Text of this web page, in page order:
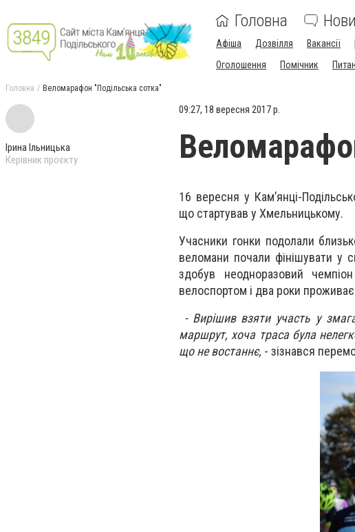
Головна
Афіша Дозвілля Вакансії
Оголошення
Помічник
Головна Веломарафон "Подільська сотка"
Ірина Ільницька
Керівник проєкту
09:27, 18 вересня 2017 р.
16 вересня у Кам’янці-
що стартував у Хмельницькому.
Учасники гонки подолали
веломани почали фінішувати у
здобув неодноразовий
велоспортом і два роки
- Вирішив взяти участь у
маршрут, хоча траса була
що не востаннє, - зізнався